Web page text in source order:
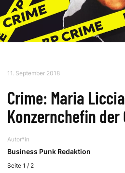
11. September 2018
Crime: Maria
Konzernchefin der
Autor*in
Business Punk Redaktion
Seite 1 / 2